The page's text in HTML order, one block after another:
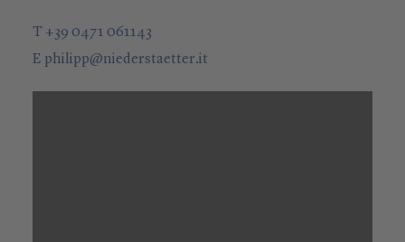
T +39 0471 061143
E philipp@niederstaetter.it